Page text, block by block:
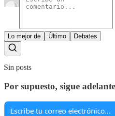
Lo mejor de Último Debates
Sin posts
Por supuesto, sigue